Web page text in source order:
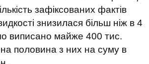
зафіксованих фактів
знизилася більш ніж в 4
виписано майже 400 тис.
половина з них на суму в